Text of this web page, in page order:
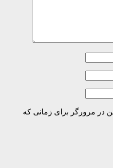
در مرورگر برای زمانی که